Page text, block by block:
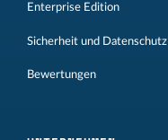
Enterprise Edition
Sicherheit und Datenschutz
Bewertungen